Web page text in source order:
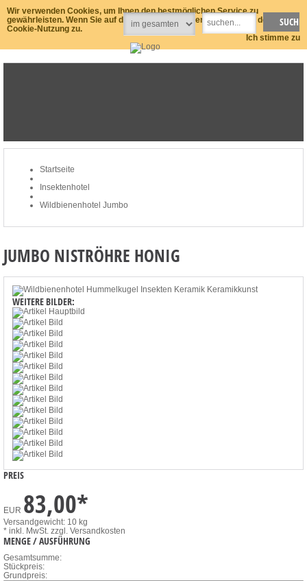
Wir verwenden Cookies, um Ihnen den bestmöglichen Service zu
gewährleisten. Wenn Sie auf der Seite weitersurfen stimmen Sie der
Cookie-Nutzung zu.
Ich stimme zu
Startseite
Insektenhotel
Wildbienenhotel Jumbo
JUMBO NISTRÖHRE HONIG
WEITERE BILDER:
PREIS
EUR 83,00*
Versandgewicht: 10 kg
* inkl. MwSt. zzgl. Versandkosten
MENGE / AUSFÜHRUNG
Gesamtsumme:
Stückpreis:
Grundpreis: